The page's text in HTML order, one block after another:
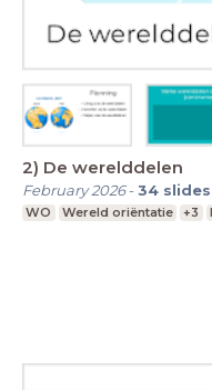
2) De werelddelen
February 2026-34 slides
WO Wereld oriëntatie +3